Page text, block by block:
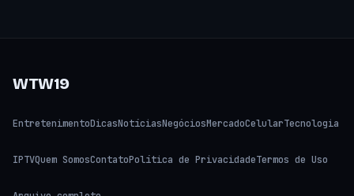
WTW19
EntretenimentoDicasNotíciasNegóciosMercadoCelularTecnologia
IPTVQuem SomosContatoPolítica de PrivacidadeTermos de Uso